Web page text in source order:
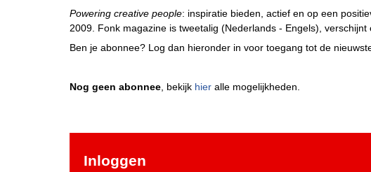
Powering creative people: inspiratie bieden, actief en op een
2009. Fonk magazine is tweetalig (Nederlands - Engels),
Ben je abonnee? Log dan hieronder in voor toegang tot de
Nog geen abonnee , bekijk hier alle mogelijkheden.
Inloggen